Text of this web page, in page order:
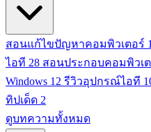
สอนแก้ไขปัญหาคอมพิวเตอร์
ไอที 28 สอนประกอบคอมพิวเ
Windows 12 รีวิวอุปกรณ์ไอที
ทิปเด็ด 2
ดูบทความทั้งหมด